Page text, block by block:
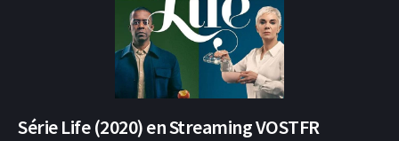
Série Life (2020) en Streaming VOSTFR